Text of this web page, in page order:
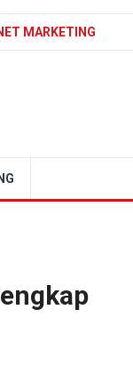
MARKETING